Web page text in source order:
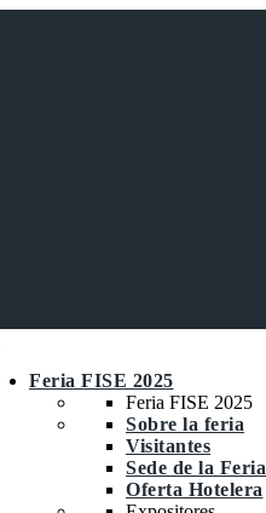
Feria FISE 2025
Feria FISE 2025
Sobre la feria
Visitantes
Sede de la Feria
Oferta Hotelera